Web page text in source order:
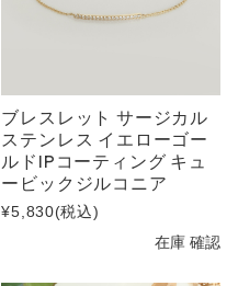
ブレスレット サージカル
ステンレス イエローゴー
ルドIPコーティング キュ
ービックジルコニア
¥5,830(税込)
在庫 確認